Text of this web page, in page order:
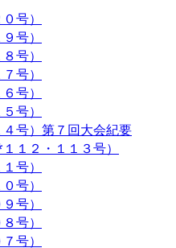
号）
号）
号）
号）
号）
号）
号）第７回大会紀要
１２・１１３号）
号）
号）
号）
号）
号）